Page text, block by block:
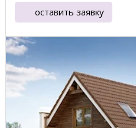
оставить заявку